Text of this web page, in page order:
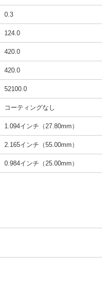
0.3
124.0
420.0
420.0
52100.0
コーティングなし
1.094インチ（27.80mm）
2.165インチ（55.00mm）
0.984インチ（25.00mm）